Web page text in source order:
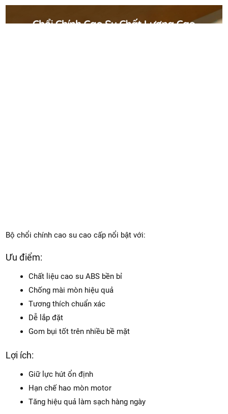
Bộ chổi chính cao su cao cấp nổi bật với:
Ưu điểm:
Chất liệu cao su ABS bền bỉ
Chống mài mòn hiệu quả
Tương thích chuẩn xác
Dễ lắp đặt
Gom bụi tốt trên nhiều bề mặt
Lợi ích:
Giữ lực hút ổn định
Hạn chế hao mòn motor
Tăng hiệu quả làm sạch hàng ngày